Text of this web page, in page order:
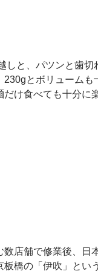
と、パツンと歯切
とボリュームも
け食べても十分に
店舗で修業後、日
橋の「伊吹」とい